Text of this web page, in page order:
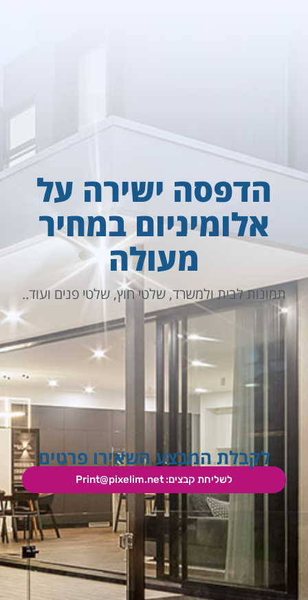
הדפסה ישירה על
אלומיניום במחיר
מעולה
תמונות לבית ולמשרד, שלטי חוץ, שלטי פנים ועוד..
לקבלת המבצע השאירו פרטים
לשליחת קבצים: Print@pixelim.net